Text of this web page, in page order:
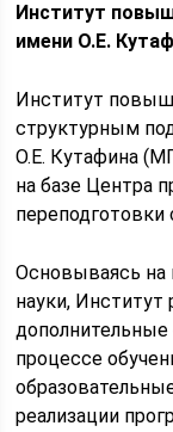
Институт
имени О.Е.
Институт
структурным
О.Е. Кутафина
на базе Центра
переподготовки
Основываясь на
науки,
процессе
реализации